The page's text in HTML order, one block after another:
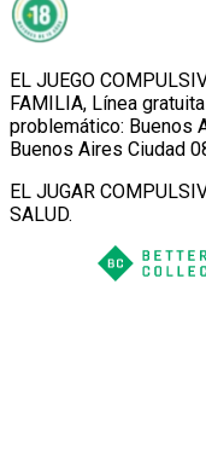
EL JUEGO
FAMILIA, Línea
problemático: Buenos
Buenos Aires Ciudad
EL JUGAR
SALUD.